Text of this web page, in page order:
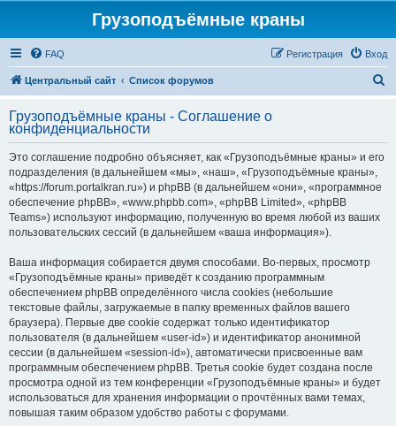
Грузоподъёмные краны
FAQ Вход
Регистрация
Центральный сайт Список форумов
с
Грузоподъёмные краны - Соглашение о
конфиденциальности
Это соглашение подробно объясняет, как «Грузоподъёмные краны» и его
подразделения (в дальнейшем «мы», «наш», «Грузоподъёмные краны»,
«https://forum.portalkran.ru») и phpBB (в дальнейшем «они», «программное
обеспечение phpBB», «www.phpbb.com», «phpBB Limited», «phpBB
Teams») используют информацию, полученную во время любой из ваших
пользовательских сессий (в дальнейшем «ваша информация»).
Ваша информация собирается двумя способами. Во-первых, просмотр
«Грузоподъёмные краны» приведёт к созданию программным
обеспечением phpBB определённого числа cookies (небольшие
текстовые файлы, загружаемые в папку временных файлов вашего
браузера). Первые две cookie содержат только идентификатор
пользователя (в дальнейшем «user-id») и идентификатор анонимной
сессии (в дальнейшем «session-id»), автоматически присвоенные вам
программным обеспечением phpBB. Третья cookie будет создана после
просмотра одной из тем конференции «Грузоподъёмные краны» и будет
использоваться для хранения информации о прочтённых вами темах,
повышая таким образом удобство работы с форумами.